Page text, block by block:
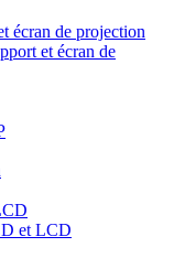
écran de projection
et écran de
et LCD